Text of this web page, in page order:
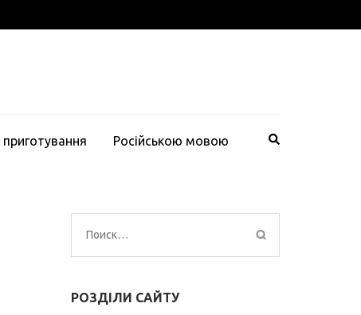
приготування Російською мовою
Найти:
РОЗДІЛИ САЙТУ